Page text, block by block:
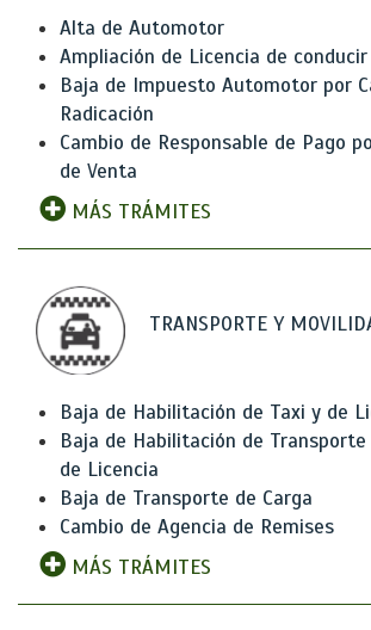
Alta de Automotor
Ampliación de Licencia de conducir
Baja de Impuesto Automotor por
Radicación
Cambio de Responsable de Pago
de Venta
MÁS TRÁMITES
TRANSPORTE Y
Baja de Habilitación de Taxi y de
Baja de Habilitación de Transporte
de Licencia
Baja de Transporte de Carga
Cambio de Agencia de Remises
MÁS TRÁMITES